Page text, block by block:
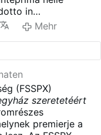
in
della FSSPX
i sacerdoti, i
e gli apostolati
Il trailer si
e sul
qualsiasi critica
Mehr
(FSSPX)
szeretetéért
premierje a